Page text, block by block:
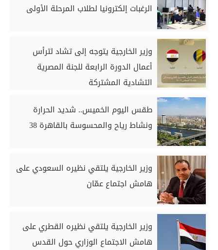
الرغبات إلكترونيا لطلاب المرحلة الأولى
وزير الخارجية يتوجه إلى تشاد لترأس
أعمال الدورة الرابعة للجنة المصرية
التشادية المشتركة
طقس اليوم الخميس.. شديد الحرارة
ونشاط رياح والمحسوسة بالقاهرة 38
وزير الخارجية يلتقي نظيره السعودي على
هامش اجتماع عمّان
وزير الخارجية يلتقي نظيره القطري على
هامش الاجتماع الوزاري حول القدس